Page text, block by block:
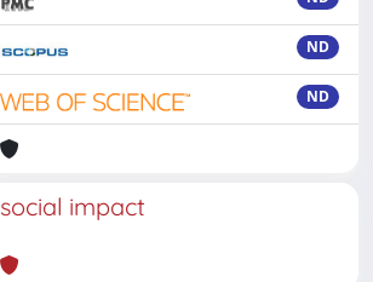
ND
ND
social impact